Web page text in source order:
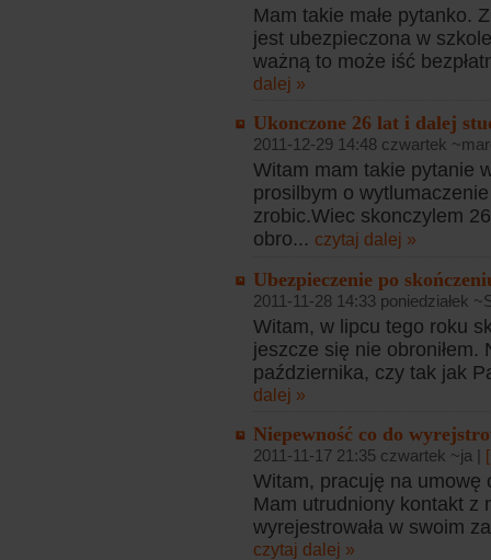
Mam takie małe pytanko.
jest ubezpieczona w
ważną to może iść
dalej »
Ukonczone 26 lat i dalej
2011-12-29 14:48 czwartek
Witam mam takie pytanie
prosilbym o
zrobic.Wiec skonczylem
obro... czytaj dalej »
Ubezpieczenie po
2011-11-28 14:33 poniedziałek
Witam, w lipcu tego roku
jeszcze się nie obroniłem.
października, czy tak jak
dalej »
Niepewność co do
2011-11-17 21:35 czwartek ~ja |
Witam, pracuję na umowę
Mam utrudniony kontakt z
wyrejestrowała w swoim
czytaj dalej »